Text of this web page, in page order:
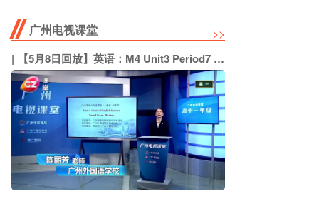
广州电视课堂 >>
【5月8日回放】英语：M4 Unit3 Period7 Writing（广州外国语学校 陈丽芳）